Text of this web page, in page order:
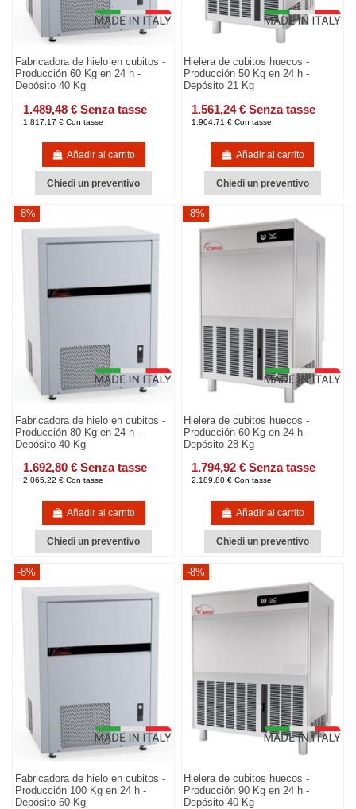
Fabricadora de hielo en cubitos -
Producción 60 Kg en 24 h -
Depósito 40 Kg
1.489,48 € Senza tasse
1.817,17 € Con tasse
Añadir al carrito
Chiedi un preventivo
Hielera de cubitos huecos -
Producción 50 Kg en 24 h -
Depósito 21 Kg
1.561,24 € Senza tasse
1.904,71 € Con tasse
Añadir al carrito
Chiedi un preventivo
-8%
Fabricadora de hielo en cubitos -
Producción 80 Kg en 24 h -
Depósito 40 Kg
1.692,80 € Senza tasse
2.065,22 € Con tasse
Añadir al carrito
Chiedi un preventivo
-8%
Hielera de cubitos huecos -
Producción 60 Kg en 24 h -
Depósito 28 Kg
1.794,92 € Senza tasse
2.189,80 € Con tasse
Añadir al carrito
Chiedi un preventivo
-8%
Fabricadora de hielo en cubitos -
Producción 100 Kg en 24 h -
Depósito 60 Kg
-8%
Hielera de cubitos huecos -
Producción 90 Kg en 24 h -
Depósito 40 Kg